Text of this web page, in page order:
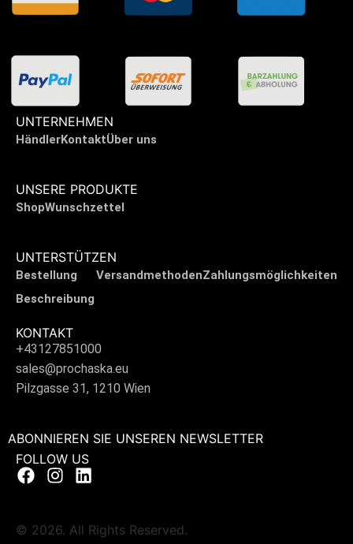
UNTERNEHMEN
HändlerKontaktÜber uns
UNSERE PRODUKTE
ShopWunschzettel
UNTERSTÜTZEN
Bestellung
Beschreibung
VersandmethodenZahlungsmöglichkeiten
KONTAKT
+43127851000
sales@prochaska.eu
Pilzgasse 31, 1210 Wien
ABONNIEREN SIE UNSEREN NEWSLETTER
FOLLOW US
© 2026. All Rights Reserved.